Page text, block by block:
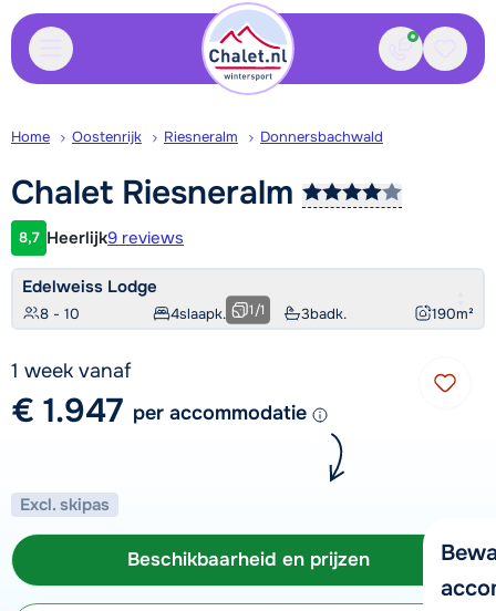
Contact
Home Oostenrijk Riesneralm Donnersbachwald
Chalet Riesneralm
Klantwaardering
8,7 Heerlijk9 reviews
Edelweiss Lodge
8 - 10 4slaapk. 3badk. 190m²
1/1
1 week vanaf
€ 1.947 per accommodatie
Excl. skipas
Beschikbaarheid en prijzen